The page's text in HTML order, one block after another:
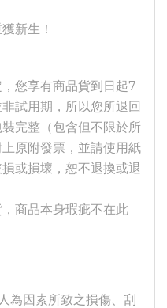
新生！
您享有商品貨到日起7
試用期，所以您所退回
完整（包含但不限於所
原附發票，並請使用紙
或損壞，恕不退換或退
商品本身瑕疵不在此
為因素所致之損傷、刮